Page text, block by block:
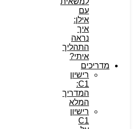
עם
אילן:
איך
נראה
התהליך
איתי?
מדריכים
רישיון
C1:
המדריך
המלא
רישיון
C1